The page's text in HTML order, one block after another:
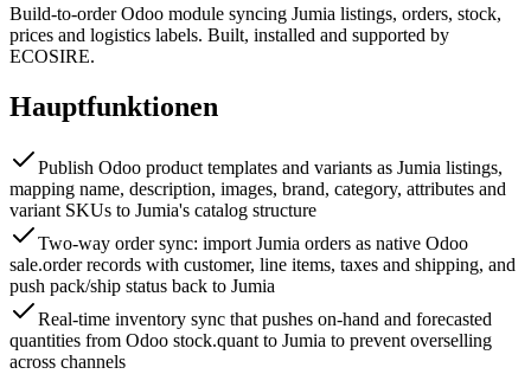
Build-to-order Odoo module syncing Jumia listings, orders, stock,
prices and logistics labels. Built, installed and supported by
ECOSIRE.
Hauptfunktionen
Publish Odoo product templates and variants as Jumia listings,
mapping name, description, images, brand, category, attributes and
variant SKUs to Jumia's catalog structure
Two-way order sync: import Jumia orders as native Odoo
sale.order records with customer, line items, taxes and shipping, and
push pack/ship status back to Jumia
Real-time inventory sync that pushes on-hand and forecasted
quantities from Odoo stock.quant to Jumia to prevent overselling
across channels